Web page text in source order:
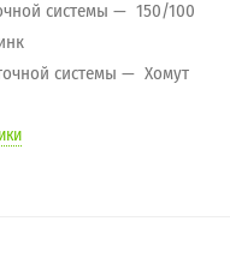
системы
150/100
системы
Хомут